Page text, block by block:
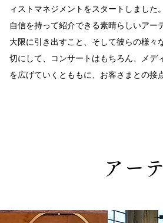
ィストマネジメントをスタートしました。
自信を持って紹介できる素晴らしいア
大限に引き出すこと、そして彼らの様
切にして、コンサートはもちろん、メデ
を広げていくとももに、お客さまとの
アー